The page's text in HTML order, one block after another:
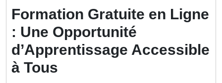
Formation Gratuite en Ligne
: Une Opportunité
d’Apprentissage Accessible
à Tous